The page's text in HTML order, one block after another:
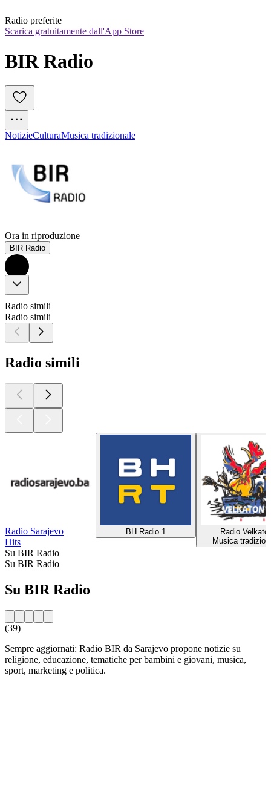
Radio preferite
Scarica gratuitamente dall'App Store
BIR Radio
NotizieCulturaMusica tradizionale
Ora in riproduzione
BIR Radio
Radio simili
Radio simili
Radio simili
Radio Sarajevo
Hits
BH Radio 1
Radio
Musica
Su BIR Radio
Su BIR Radio
Su BIR Radio
(39)
Sempre aggiornati: Radio BIR da Sarajevo propone notizie su
religione, educazione, tematiche per bambini e giovani, musica,
sport, marketing e politica.